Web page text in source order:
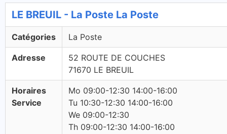
LE BREUIL - La Poste La Poste
Catégories La Poste
Adresse
52 ROUTE DE COUCHES
71670 LE BREUIL
Horaires
Service
Mo 09:00-12:30 14:00-16:00
Tu 10:30-12:30 14:00-16:00
We 09:00-12:30
Th 09:00-12:30 14:00-16:00